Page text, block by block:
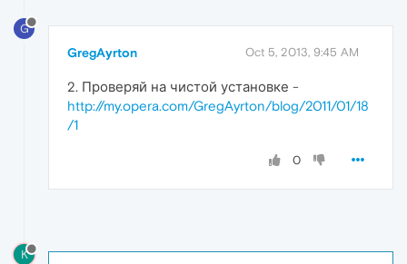
G
GregAyrton Oct 5, 2013, 9:45 AM
2. Проверяй на чистой установке -
http://my.opera.com/GregAyrton/blog/2011/01/18
/1
0
K